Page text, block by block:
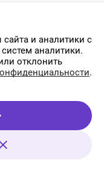
Решения в Рeестрe РПО
Info@modernsys.ru
8 (383) 286-86-11
и аналитики с
аналитики.
отклонить
.